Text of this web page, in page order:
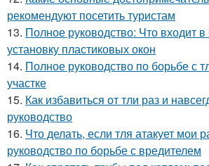
рекомендуют посетить туристам
13. Полное руководство: Что входит
установку пластиковых окон
14. Полное руководство по борьбе с
участке
15. Как избавиться от тли раз и
руководство
16. Что делать, если тля атакует мои
руководство по борьбе с вредителем